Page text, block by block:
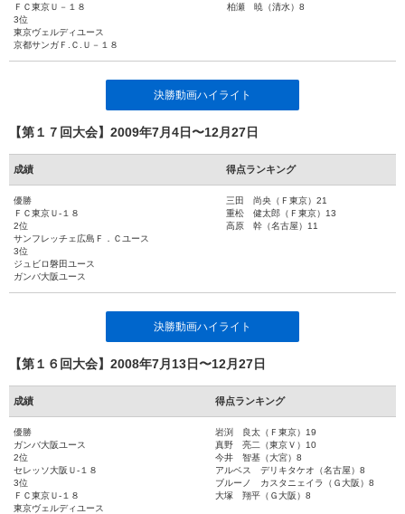
ＦＣ東京Ｕ－１８
3位
東京ヴェルディユース
京都サンガＦ.Ｃ.Ｕ－１８
柏瀬 暁（清水）8
決勝動画ハイライト
【第１７回大会】2009年7月4日〜12月27日
成績 得点ランキング
優勝
ＦＣ東京Ｕ-１８
2位
サンフレッチェ広島Ｆ．Ｃユース
3位
ジュビロ磐田ユース
ガンバ大阪ユース
三田 尚央（Ｆ東京）21
重松 健太郎（Ｆ東京）13
高原 幹（名古屋）11
決勝動画ハイライト
【第１６回大会】2008年7月13日〜12月27日
成績 得点ランキング
優勝
ガンバ大阪ユース
2位
セレッソ大阪Ｕ-１８
3位
ＦＣ東京Ｕ-１８
東京ヴェルディユース
岩渕 良太（Ｆ東京）19
真野 亮二（東京Ｖ）10
今井 智基（大宮）8
アルベス デリキタケオ（名古屋）8
ブルーノ カスタニェイラ（Ｇ大阪）8
大塚 翔平（Ｇ大阪）8